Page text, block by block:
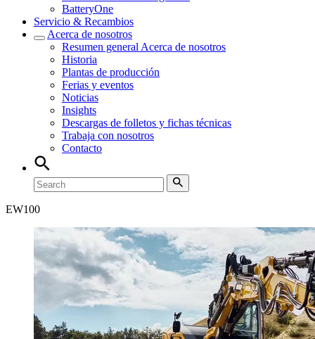
BatteryOne
Servicio & Recambios
Acerca de nosotros
Resumen general Acerca de nosotros
Historia
Plantas de producción
Ferias y eventos
Noticias
Insights
Descargas de folletos y fichas técnicas
Trabaja con nosotros
Contacto
EW100